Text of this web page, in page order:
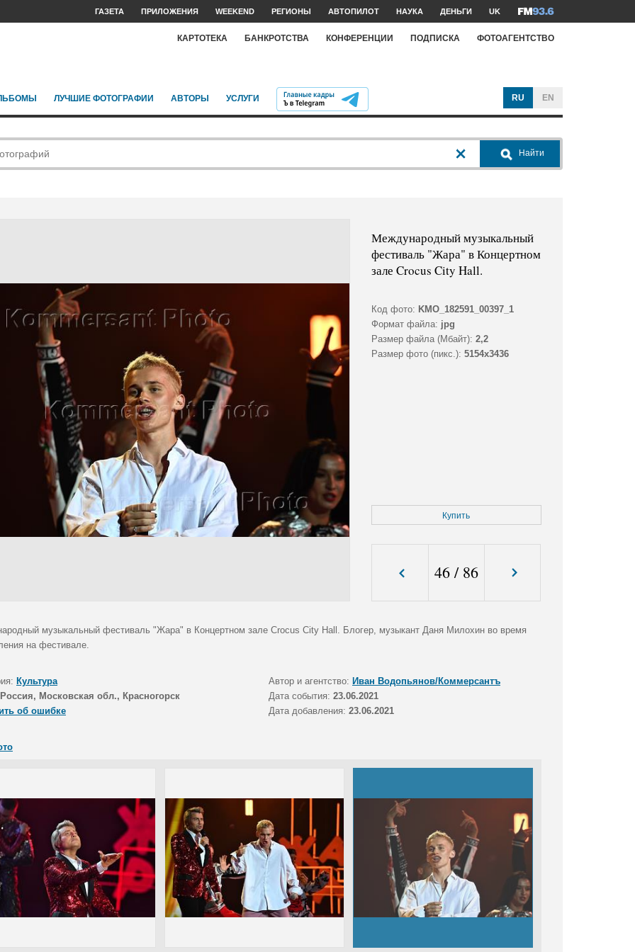
ГАЗЕТА ПРИЛОЖЕНИЯ WEEKEND РЕГИОНЫ АВТОПИЛОТ НАУКА ДЕНЬГИ UK
КАРТОТЕКА БАНКРОТСТВА КОНФЕРЕНЦИИ ПОДПИСКА ФОТОАГЕНТСТВО
ЛУЧШИЕ ФОТОГРАФИИ АВТОРЫ УСЛУГИ RU EN
Найти
Международный музыкальный
фестиваль "Жара" в Концертном
зале Crocus City Hall.
Код фото: KMO_182591_00397_1
Формат файла: jpg
Размер файла (Мбайт): 2,2
Размер фото (пикс.): 5154x3436
Купить
46/ 86
музыкальный фестиваль "Жара" в Концертном зале Crocus City Hall. Блогер, музыкант Даня Милохин во время
на фестивале.
Культура Автор и агентство: Иван Водопьянов/Коммерсантъ
Россия, Московская обл., Красногорск Дата события: 23.06.2021
об ошибке
Дата добавления: 23.06.2021